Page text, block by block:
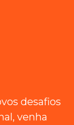
desafios
venha